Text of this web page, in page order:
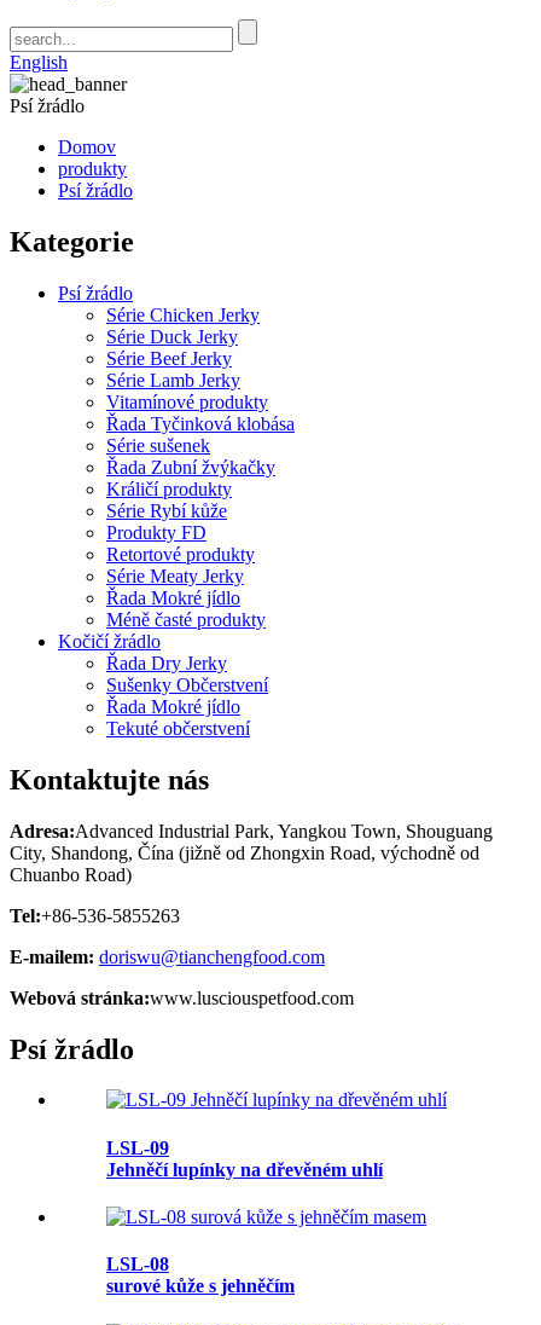
English
Psí žrádlo
Domov
produkty
Psí žrádlo
Kategorie
Psí žrádlo
Série Chicken Jerky
Série Duck Jerky
Série Beef Jerky
Série Lamb Jerky
Vitamínové produkty
Řada Tyčinková klobása
Série sušenek
Řada Zubní žvýkačky
Králičí produkty
Série Rybí kůže
Produkty FD
Retortové produkty
Série Meaty Jerky
Řada Mokré jídlo
Méně časté produkty
Kočičí žrádlo
Řada Dry Jerky
Sušenky Občerstvení
Řada Mokré jídlo
Tekuté občerstvení
Kontaktujte nás
Adresa:Advanced Industrial Park, Yangkou Town, Shouguang
City, Shandong, Čína (jižně od Zhongxin Road, východně od
Chuanbo Road)
Tel:+86-536-5855263
E-mailem: doriswu@tianchengfood.com
Webová stránka:www.lusciouspetfood.com
Psí žrádlo
LSL-09
Jehněčí lupínky na dřevěném uhlí
LSL-08
surové kůže s jehněčím